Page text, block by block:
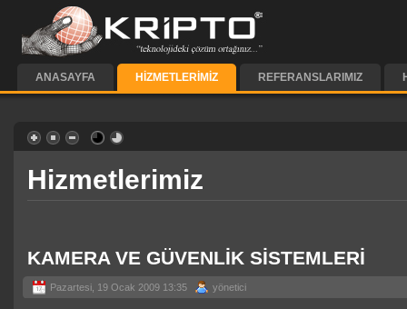
ANASAYFA HIZMETLERIMIZ REFERANSLARIMIZ
Hizmetlerimiz
KAMERA VE GÜVENLİK SİSTEMLERİ
Pazartesi, 19 Ocak 2009 13:35 yönetici